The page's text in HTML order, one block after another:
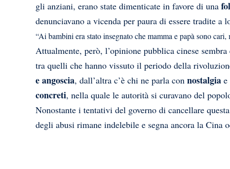
gli anziani, erano state dimenticate in favore di una
denunciavano a vicenda per paura di essere tradite a
“Ai bambini era stato insegnato che mamma e papà sono
Attualmente, però, l’opinione pubblica cinese sembra
tra quelli che hanno vissuto il periodo della
e angoscia, dall’altra c’è chi ne parla con nostalgia
concreti, nella quale le autorità si curavano del
Nonostante i tentativi del governo di cancellare
degli abusi rimane indelebile e segna ancora la Cina